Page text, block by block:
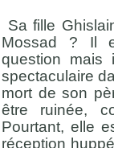
Sa fille
Mossad ? Il
question mais
spectaculaire
mort de son
être ruinée,
Pourtant, elle
réception